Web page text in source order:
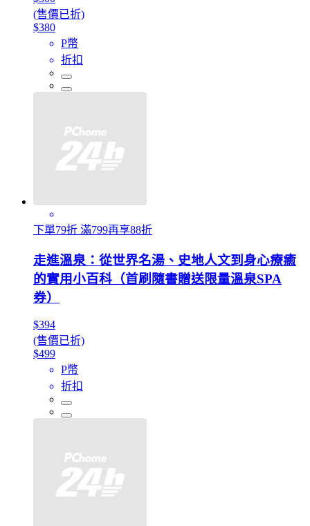
(售價已折)
$380
P幣
折扣
下單79折 滿799再享88折
走進溫泉：從世界名湯、史地人文到身心療癒
的實用小百科（首刷隨書贈送限量溫泉SPA
券）
$394
(售價已折)
$499
P幣
折扣